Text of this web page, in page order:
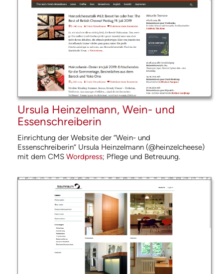
Ursula Heinzelmann, Wein- und
Essenschreiberin
Einrichtung der Website der “Wein- und
Essenschreiberin” Ursula Heinzelmann (@heinzelcheese)
mit dem CMS Wordpress; Pflege und Betreuung.